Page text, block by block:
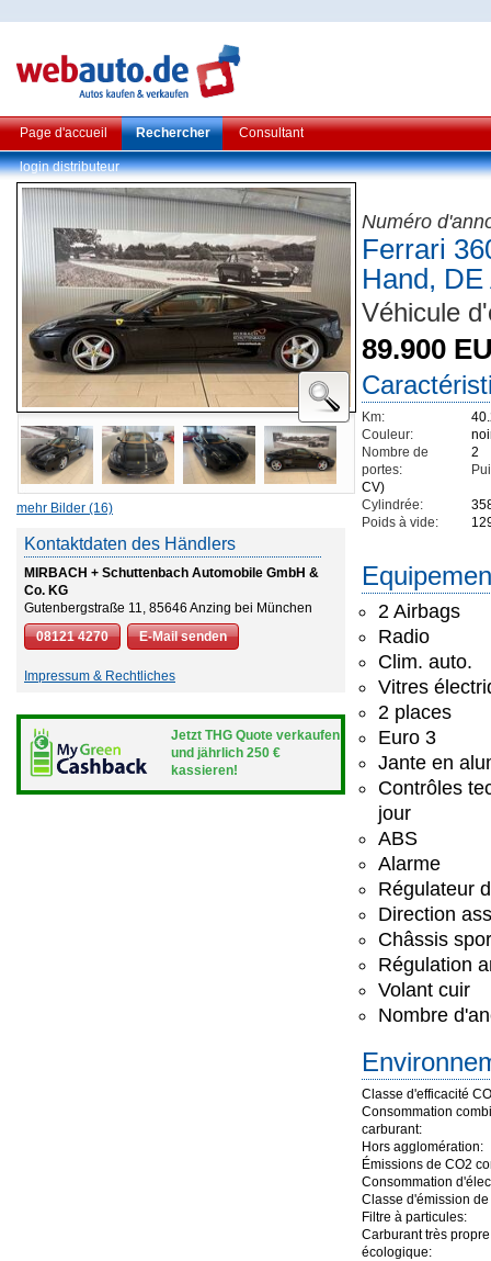
Page d'accueil Rechercher Consultant
login distributeur
mehr Bilder (16)
Kontaktdaten des Händlers
MIRBACH + Schuttenbach Automobile GmbH &
Co. KG
Gutenbergstraße 11, 85646 Anzing bei München
08121 4270
E-Mail senden
Impressum & Rechtliches
Jetzt THG Quote verkaufen
und jährlich 250 €
kassieren!
Numéro
Ferrari
Hand,
Véhicule
89.900
Km:
Couleur:
Nombre de
portes:
2
CV)
Cylindrée:
Poids à vide:
2 Airbags
Radio
Clim. auto.
Vitres
2 places
Euro 3
Jante en
Contrôles
jour
ABS
Alarme
Régulateur
Direction
Châssis
Régulation
Volant cuir
Nombre
Classe d'efficacité
Consommation
carburant:
Hors agglomération:
Émissions de CO2
Consommation
Classe d'émission
Filtre à particules:
Carburant très
écologique: